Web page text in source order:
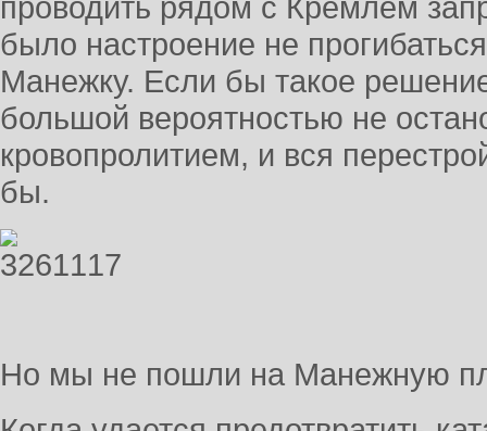
проводить рядом с Кремлем
было настроение не
Манежку. Если бы такое
большой вероятностью не
кровопролитием, и вся
бы.
Но мы не пошли на Манежную